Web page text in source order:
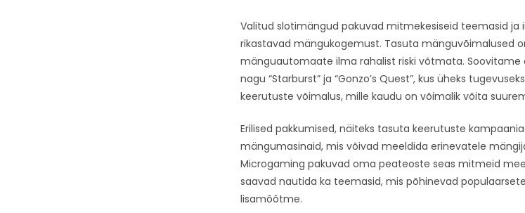
Valitud slotimängud pakuvad mitmekesiseid teemasid ja
rikastavad mängukogemust. Tasuta mänguvõimalused
mänguautomaate ilma rahalist riski võtmata.
nagu “Starburst” ja “Gonzo’s Quest”, kus üheks
keerutuste võimalus, mille kaudu on võimalik võita
Erilised pakkumised, näiteks tasuta keerutuste
mängumasinaid, mis võivad meeldida erinevatele
Microgaming pakuvad oma peateoste seas mitmeid
saavad nautida ka teemasid, mis põhinevad
lisamõõtme.